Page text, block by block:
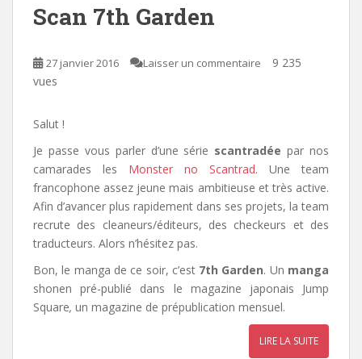
Scan 7th Garden
27 janvier 2016 Laisser un commentaire
9 235
vues
Salut !
Je passe vous parler d’une série scantradée par nos
camarades les Monster no Scantrad. Une team
francophone assez jeune mais ambitieuse et très active.
Afin d’avancer plus rapidement dans ses projets, la team
recrute des cleaneurs/éditeurs, des checkeurs et des
traducteurs. Alors n’hésitez pas.
Bon, le manga de ce soir, c’est 7th Garden. Un manga
shonen pré-publié dans le magazine japonais Jump
Square, un magazine de prépublication mensuel.
LIRE LA SUITE